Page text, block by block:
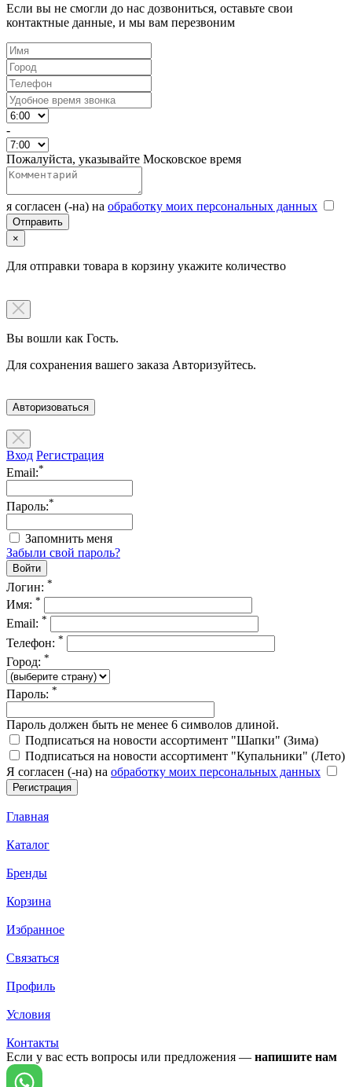
Если вы не смогли до нас дозвониться, оставьте свои
контактные данные, и мы вам перезвоним
-
Пожалуйста, указывайте Московское время
я согласен (-на) на обработку моих персональных данных
×
Для отправки товара в корзину укажите количество
Вы вошли как Гость.
Для сохранения вашего заказа Авторизуйтесь.
Авторизоваться
Вход Регистрация
Email:*
Пароль:*
Запомнить меня
Забыли свой пароль?
Логин: *
Имя: *
Email: *
Телефон: *
Город: *
Пароль: *
Пароль должен быть не менее 6 символов длиной.
Подписаться на новости ассортимент "Шапки" (Зима)
Подписаться на новости ассортимент "Купальники" (Лето)
Я согласен (-на) на обработку моих персональных данных
Главная
Каталог
Бренды
Корзина
Избранное
Связаться
Профиль
Условия
Контакты
Если у вас есть вопросы или предложения — напишите нам